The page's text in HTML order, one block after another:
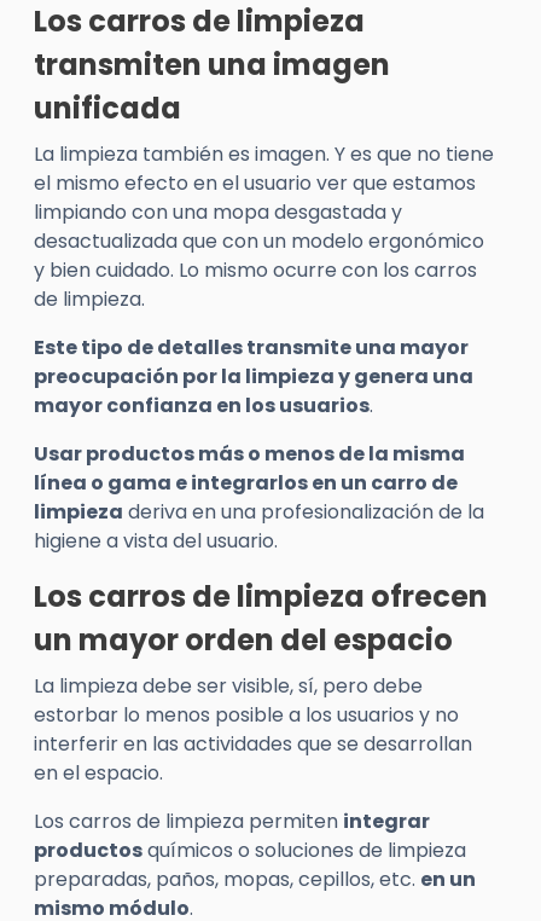
Los carros de limpieza
transmiten una imagen
unificada
La limpieza también es imagen. Y es que no tiene
el mismo efecto en el usuario ver que estamos
limpiando con una mopa desgastada y
desactualizada que con un modelo ergonómico
y bien cuidado. Lo mismo ocurre con los carros
de limpieza.
Este tipo de detalles transmite una mayor
preocupación por la limpieza y genera una
mayor confianza en los usuarios.
Usar productos más o menos de la misma
línea o gama e integrarlos en un carro de
limpieza deriva en una profesionalización de la
higiene a vista del usuario.
Los carros de limpieza ofrecen
un mayor orden del espacio
La limpieza debe ser visible, sí, pero debe
estorbar lo menos posible a los usuarios y no
interferir en las actividades que se desarrollan
en el espacio.
Los carros de limpieza permiten integrar
productosquímicos o soluciones de limpieza
preparadas, paños, mopas, cepillos, etc. en un
mismo módulo.